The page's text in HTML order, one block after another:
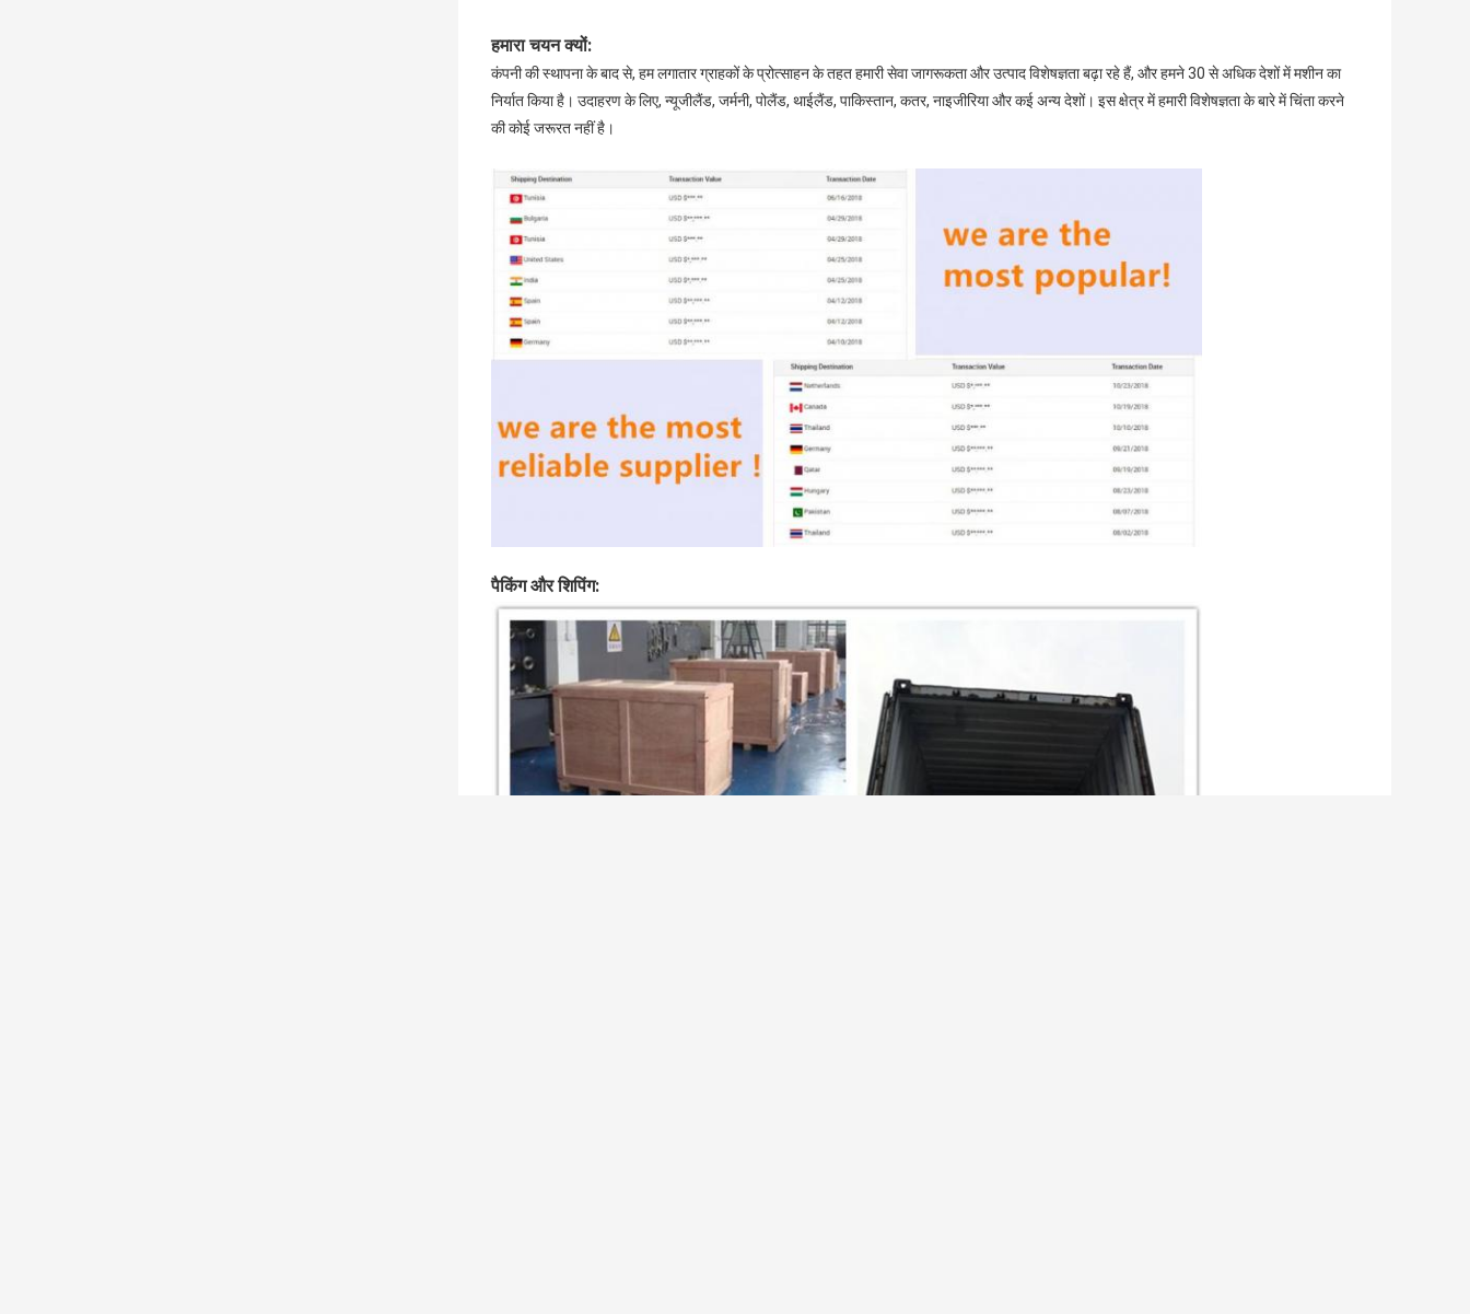
हमारा चयन क्यों:
कंपनी की स्थापना के बाद से, हम लगातार ग्राहकों के प्रोत्साहन के तहत हमारी सेवा जागरूकता और उत्पाद विशेषज्ञता बढ़ा रहे हैं, और हमने 30 से अधिक देशों में मशीन का
निर्यात किया है। उदाहरण के लिए, न्यूजीलैंड, जर्मनी, पोलैंड, थाईलैंड, पाकिस्तान, कतर, नाइजीरिया और कई अन्य देशों। इस क्षेत्र में हमारी विशेषज्ञता के बारे में चिंता करने
की कोई जरूरत नहीं है।
पैकिंग और शिपिंग: